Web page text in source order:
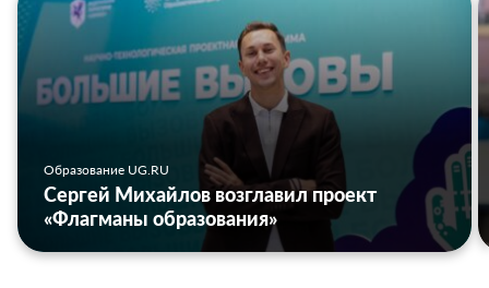
Образование UG.RU
Сергей Михайлов возглавил проект
«Флагманы образования»